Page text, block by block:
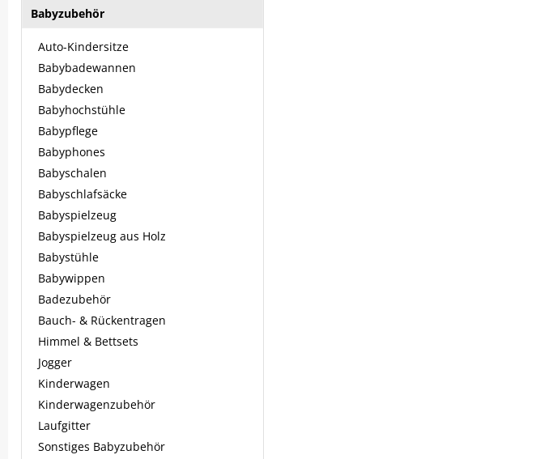
Babyzubehör
Auto-Kindersitze
Babybadewannen
Babydecken
Babyhochstühle
Babypflege
Babyphones
Babyschalen
Babyschlafsäcke
Babyspielzeug
Babyspielzeug aus Holz
Babystühle
Babywippen
Badezubehör
Bauch- & Rückentragen
Himmel & Bettsets
Jogger
Kinderwagen
Kinderwagenzubehör
Laufgitter
Sonstiges Babyzubehör